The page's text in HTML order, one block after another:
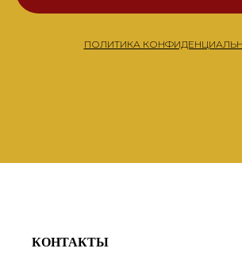
ПОЛИТИКА
КОНТАКТЫ